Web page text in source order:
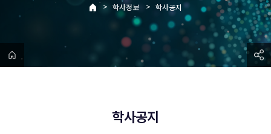
> 학사정보 > 학사공지
학사공지